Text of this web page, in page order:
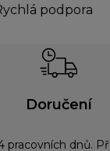
podpora
Doručení
pracovních dnů.